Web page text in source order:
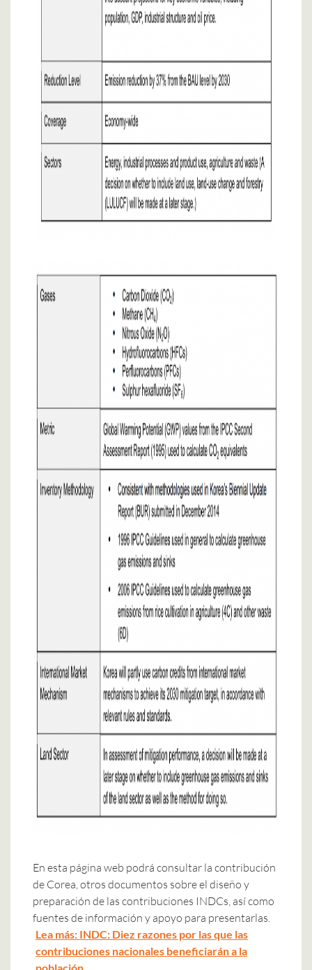
En esta página web podrá consultar la contribución
de Corea, otros documentos sobre el diseño y
preparación de las contribuciones INDCs, así como
fuentes de información y apoyo para presentarlas.
Lea más: INDC: Diez razones por las que las
contribuciones nacionales beneficiarán a la
población.